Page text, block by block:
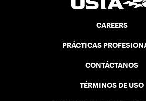
CAREERS
PRÁCTICAS
CONTÁCTANOS
TÉRMINOS DE USO